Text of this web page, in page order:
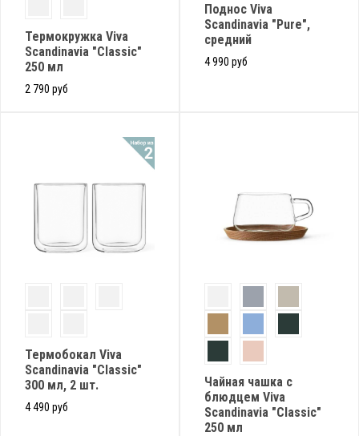
Термокружка Viva
Scandinavia "Classic"
250 мл
2 790 руб
Поднос Viva
Scandinavia "Pure",
средний
4 990 руб
Термобокал Viva
Scandinavia "Classic"
300 мл, 2 шт.
4 490 руб
Чайная чашка с
блюдцем Viva
Scandinavia "Classic"
250 мл